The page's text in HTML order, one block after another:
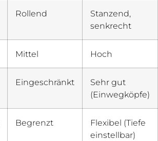
Rollend
Stanzend,
senkrecht
Mittel Hoch
Eingeschränkt
Sehr gut
(Einwegköpfe)
Begrenzt
Flexibel (Tiefe
einstellbar)